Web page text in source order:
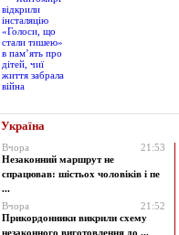
Україна
Вчора
21:53
Незаконний маршрут не
спрацював: шістьох чоловіків і пе
...
Вчора
21:52
Прикордонники викрили схему
незаконного виготовлення до ...